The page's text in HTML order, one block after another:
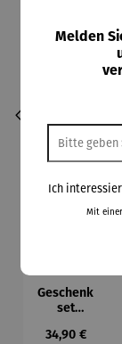
Geschenk
set
Alte
Regulärer
34,90 €
Melden
Ich
Mit